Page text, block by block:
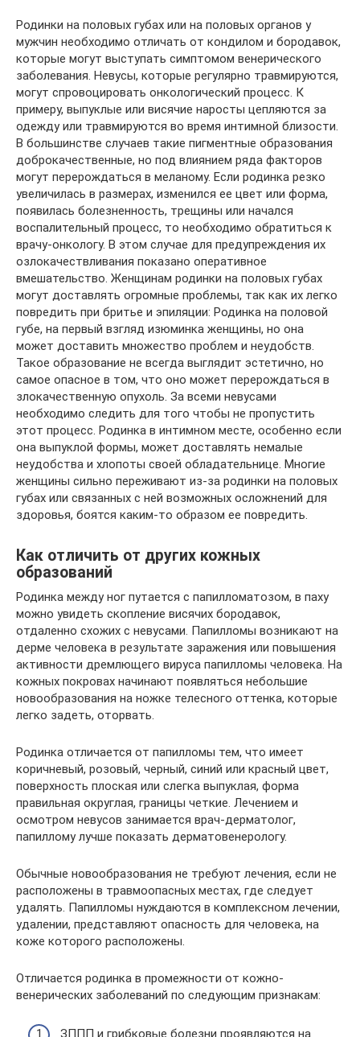
Родинки на половых губах или на половых органов у
мужчин необходимо отличать от кондилом и бородавок,
которые могут выступать симптомом венерического
заболевания. Невусы, которые регулярно травмируются,
могут спровоцировать онкологический процесс. К
примеру, выпуклые или висячие наросты цепляются за
одежду или травмируются во время интимной близости.
В большинстве случаев такие пигментные образования
доброкачественные, но под влиянием ряда факторов
могут перерождаться в меланому. Если родинка резко
увеличилась в размерах, изменился ее цвет или форма,
появилась болезненность, трещины или начался
воспалительный процесс, то необходимо обратиться к
врачу-онкологу. В этом случае для предупреждения их
озлокачествливания показано оперативное
вмешательство. Женщинам родинки на половых губах
могут доставлять огромные проблемы, так как их легко
повредить при бритье и эпиляции: Родинка на половой
губе, на первый взгляд изюминка женщины, но она
может доставить множество проблем и неудобств.
Такое образование не всегда выглядит эстетично, но
самое опасное в том, что оно может перерождаться в
злокачественную опухоль. За всеми невусами
необходимо следить для того чтобы не пропустить
этот процесс. Pодинка в интимном месте, особенно если
она выпуклой формы, может доставлять немалые
неудобства и хлопоты своей обладательнице. Многие
женщины сильно переживают из-за родинки на половых
губах или связанных с ней возможных осложнений для
здоровья, боятся каким-то образом ее повредить.
Как отличить от других кожных
образований
Родинка между ног путается с папилломатозом, в паху
можно увидеть скопление висячих бородавок,
отдаленно схожих с невусами. Папилломы возникают на
дерме человека в результате заражения или повышения
активности дремлющего вируса папилломы человека. На
кожных покровах начинают появляться небольшие
новообразования на ножке телесного оттенка, которые
легко задеть, оторвать.
Родинка отличается от папилломы тем, что имеет
коричневый, розовый, черный, синий или красный цвет,
поверхность плоская или слегка выпуклая, форма
правильная округлая, границы четкие. Лечением и
осмотром невусов занимается врач-дерматолог,
папиллому лучше показать дерматовенерологу.
Обычные новообразования не требуют лечения, если не
расположены в травмоопасных местах, где следует
удалять. Папилломы нуждаются в комплексном лечении,
удалении, представляют опасность для человека, на
коже которого расположены.
Отличается родинка в промежности от кожно-
венерических заболеваний по следующим признакам:
ЗППП и грибковые болезни проявляются на